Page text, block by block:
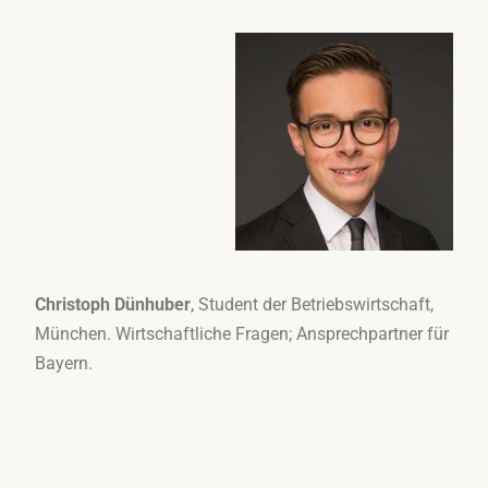
Christoph Dünhuber, Student der Betriebswirtschaft,
München. Wirtschaftliche Fragen; Ansprechpartner für
Bayern.